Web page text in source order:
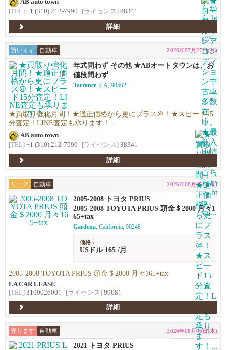
AB auto town
[TEL] +1 (310) 212-7990 [ライセンス] 88341
詳細
買います 自動車 2026年07月27日(月)
年式問わず その他 ★ABオートタウンは、お
車の買取り専門店です！★販売力があるから
高く買える！シンプルで高い！独自の相場で
高価買い取りします！★優しい査定で’納得の
価格！高価買い取りします！★年末ご売却予
定の無料査定を実施中！年末の売却予定の方
も早期査定は更にお得！★日本車、アメ車、
欧州車なんでも買います！
値段問わず
Torrance, CA, 90502
★買取り強化月間！★適正価格から更にプラス＠！★スピード15
分査定！LINE査定も承ります！...
AB auto town
[TEL] +1 (310) 212-7990 [ライセンス] 88341
詳細
リース 自動車 2026年08月05日(水)
2005-2008 トヨタ PRIUS
2005-2008 TOYOTA PRIUS 頭金＄2000 月々1
65+tax
Gardena, California, 90248
価格 :
USドル 165 /月
2005-2008 TOYOTA PRIUS 頭金＄2000 月々165+tax
LA CAR LEASE
[TEL] 3109026001 [ライセンス] 99081
詳細
売ります 自動車 2026年08月06日(木)
2021 トヨタ PRIUS